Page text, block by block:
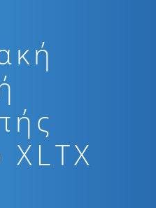
XLTX